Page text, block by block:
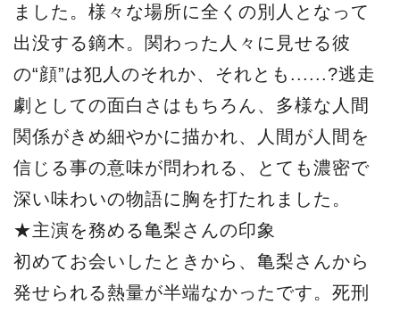
ました。様々な場所に全くの別人となって
出没する鏑木。関わった人々に見せる彼
の“顔”は犯人のそれか、それとも......?逃走
劇としての面白さはもちろん、多様な人間
関係がきめ細やかに描かれ、人間が人間を
信じる事の意味が問われる、とても濃密で
深い味わいの物語に胸を打たれました。
★主演を務める亀梨さんの印象
初めてお会いしたときから、亀梨さんから
発せられる熱量が半端なかったです。死刑